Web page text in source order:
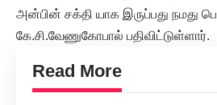
அன்பின் சக்தி யாக இருப்பது நமது
கே.சி.வேணுகோபால் பதிவிட்டுள்ளார்.
Read More